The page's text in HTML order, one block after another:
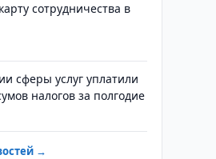
сотрудничества в
сферы услуг уплатили
налогов за полгодие
→